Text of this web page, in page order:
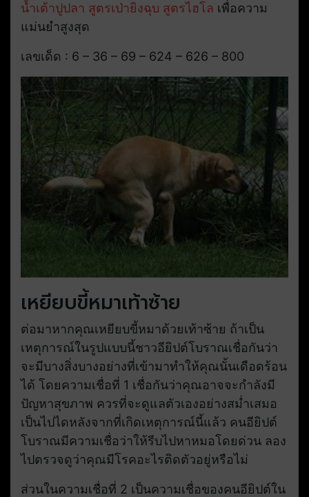
น้ำเต้าปูปลา สูตรเป่ายิงฉุบ สูตรไฮโล เพื่อความ
แม่นยำสูงสุด
เลขเด็ด : 6 – 36 – 69 – 624 – 626 – 800
เหยียบขี้หมาเท้าซ้าย
ต่อมาหากคุณเหยียบขี้หมาด้วยเท้าซ้าย ถ้าเป็น
เหตุการณ์ในรูปแบบนี้ชาวอียิปต์โบราณเชื่อกันว่า
จะมีบางสิ่งบางอย่างที่เข้ามาทำให้คุณนั้นเดือดร้อน
ได้ โดยความเชื่อที่ 1 เชื่อกันว่าคุณอาจจะกำลังมี
ปัญหาสุขภาพ ควรที่จะดูแลตัวเองอย่างสม่ำเสมอ
เป็นไปไดหลังจากที่เกิดเหตุการณ์นี้แล้ว คนอียิปต์
โบราณมีความเชื่อว่าให้รีบไปหาหมอโดยด่วน ลอง
ไปตรวจดูว่าคุณมีโรคอะไรติดตัวอยู่หรือไม่
ส่วนในความเชื่อที่ 2 เป็นความเชื่อของคนอียิปต์ใน